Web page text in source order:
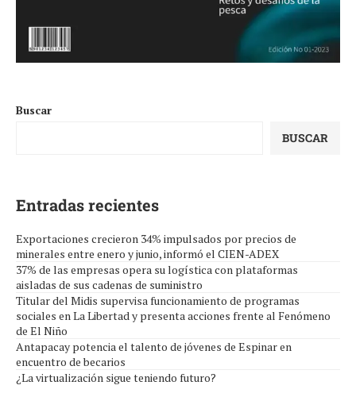
Buscar
BUSCAR
Entradas recientes
Exportaciones crecieron 34% impulsados por precios de
minerales entre enero y junio, informó el CIEN-ADEX
37% de las empresas opera su logística con plataformas
aisladas de sus cadenas de suministro
Titular del Midis supervisa funcionamiento de programas
sociales en La Libertad y presenta acciones frente al Fenómeno
de El Niño
Antapacay potencia el talento de jóvenes de Espinar en
encuentro de becarios
¿La virtualización sigue teniendo futuro?